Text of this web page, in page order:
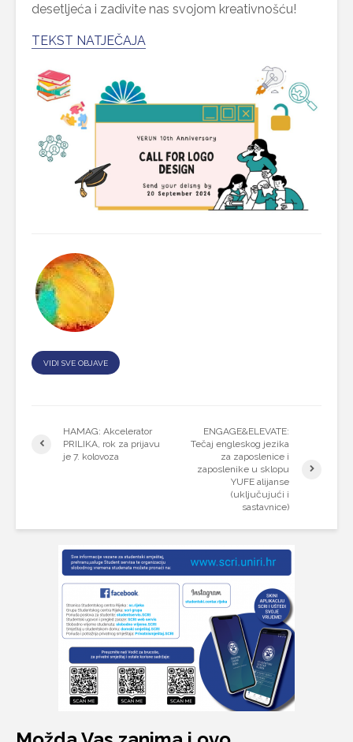
desetljeća i zadivite nas svojom kreativnošću!
TEKST NATJEČAJA
VIDI SVE OBJAVE
HAMAG: Akcelerator
PRILIKA, rok za prijavu
je 7. kolovoza
ENGAGE&ELEVATE:
Tečaj engleskog jezika
za zaposlenice i
zaposlenike u sklopu
YUFE alijanse
(uključujući i
sastavnice)